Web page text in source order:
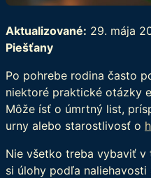
Aktualizované: 29. mája
Piešťany
Po pohrebe rodina často
niektoré praktické otázky
Môže ísť o úmrtný list,
urny alebo starostlivosť o
Nie všetko treba vybaviť v
si úlohy podľa